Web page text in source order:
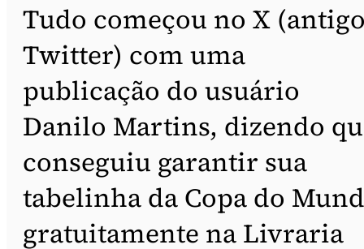
Tudo começou no X
Twitter) com uma
publicação do usuário
Danilo Martins, dizendo
conseguiu garantir sua
tabelinha da Copa do
gratuitamente na Livraria